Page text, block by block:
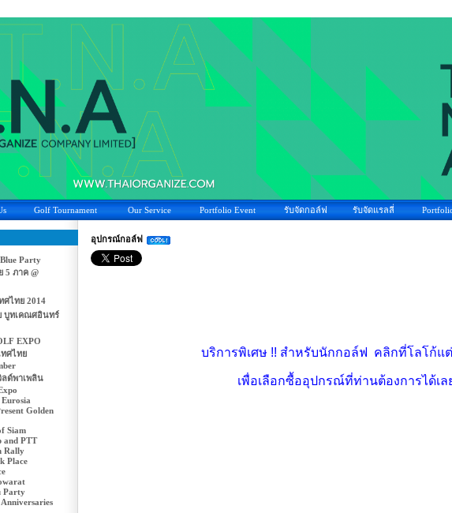
Golf Tournament Our Service Portfolio Event รับจัดกอล์ฟ รับจัดแรลลี่
Party
5 ภาค @
ศไทย 2014
บูทเคณศอินทร์
EXPO
ศไทย
ลด์พาเพลิน
Golden
Siam
and PTT
Rally
Place
Party
อุปกรณ์กอล์ฟ
บริการพิเศษ !! สำหรับนักกอล์ฟ คลิกที่โลโก้แ
เพื่อเลือกซื้ออุปกรณ์ที่ท่านต้องการได้เล